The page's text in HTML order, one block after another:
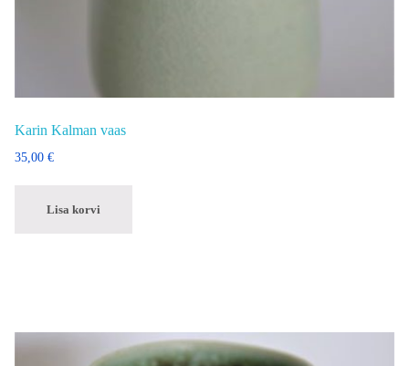
Karin Kalman vaas
35,00 €
Lisa korvi